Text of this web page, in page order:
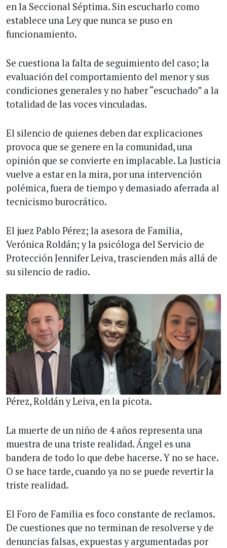
en la Seccional Séptima. Sin escucharlo como
establece una Ley que nunca se puso en
funcionamiento.
Se cuestiona la falta de seguimiento del caso; la
evaluación del comportamiento del menor y sus
condiciones generales y no haber “escuchado” a la
totalidad de las voces vinculadas.
El silencio de quienes deben dar explicaciones
provoca que se genere en la comunidad, una
opinión que se convierte en implacable. La Justicia
vuelve a estar en la mira, por una intervención
polémica, fuera de tiempo y demasiado aferrada al
tecnicismo burocrático.
El juez Pablo Pérez; la asesora de Familia,
Verónica Roldán; y la psicóloga del Servicio de
Protección Jennifer Leiva, trascienden más allá de
su silencio de radio.
Pérez, Roldán y Leiva, en la picota.
La muerte de un niño de 4 años representa una
muestra de una triste realidad. Ángel es una
bandera de todo lo que debe hacerse. Y no se hace.
O se hace tarde, cuando ya no se puede revertir la
triste realidad.
El Foro de Familia es foco constante de reclamos.
De cuestiones que no terminan de resolverse y de
denuncias falsas, expuestas y argumentadas por